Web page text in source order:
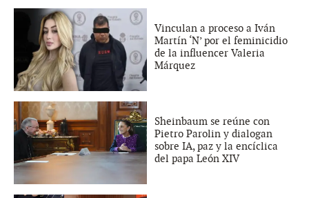
Vinculan a proceso a Iván
Martín ‘N’ por el feminicidio
de la influencer Valeria
Márquez
Sheinbaum se reúne con
Pietro Parolin y dialogan
sobre IA, paz y la encíclica
del papa León XIV